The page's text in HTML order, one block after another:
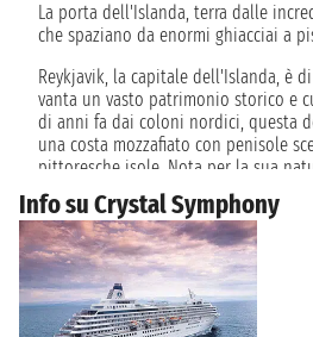
mercoledì 18 agosto
2027
n.d. - n.d.
giovedì 19 agosto 2027
n.d. - n.d.
venerdì 20 agosto 2027
n.d. - n.d.
sabato 21 agosto 2027
n.d.
La porta dell'Islanda, terra dalle
che spaziano da enormi ghiacciai a
Reykjavik, la capitale dell'Islanda, è
vanta un vasto patrimonio storico e
di anni fa dai coloni nordici, questa
una costa mozzafiato con penisole
pittoresche isole. Nota per la sua
piccola città, Reykjavik è anche nota
come "la capitale della vita notturna
atmosfera vibrante e sociale. Il
essere in un continuo processo di
società, che unisce alla tradizione
sofisticata.
Info su Crystal Symphony